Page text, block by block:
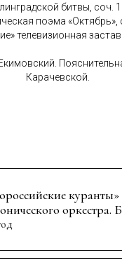
битвы, соч.
поэма «Октябрь»,
телевизионная
Карачевской.
куранты»
оркестра.